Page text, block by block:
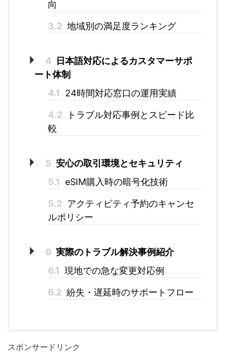
向
3.2 地域別の満足度ランキング
4
日本語対応によるカスタマーサポ
ート体制
4.1
24時間対応窓口の運用実績
4.2
トラブル対応事例とスピード比
較
5 安心の取引環境とセキュリティ
5.1
eSIM購入時の暗号化技術
5.2 アクティビティ予約のキャンセ
ルポリシー
6 実際のトラブル解決事例紹介
6.1 現地での急な変更対応例
6.2 紛失・遅延時のサポートフロー
スポンサードリンク